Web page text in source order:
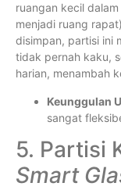
ruangan kecil
menjadi ruang
disimpan, partisi ini
tidak pernah kaku,
harian, menambah
Keunggulan
sangat
5. Partisi
Smart